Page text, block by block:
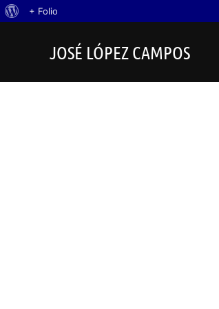
Acerca
WordPress
+ Folio
JOSÉ LÓPEZ CAMPOS